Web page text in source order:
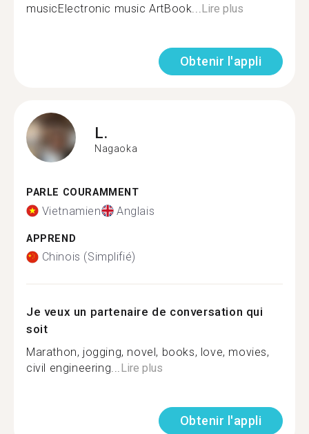
musicElectronic music ArtBook...Lire plus
Obtenir l'appli
L.
Nagaoka
PARLE COURAMMENT
Vietnamien Anglais
APPREND
Chinois (Simplifié)
Je veux un partenaire de conversation qui
soit
Marathon, jogging, novel, books, love, movies,
civil engineering...Lire plus
Obtenir l'appli